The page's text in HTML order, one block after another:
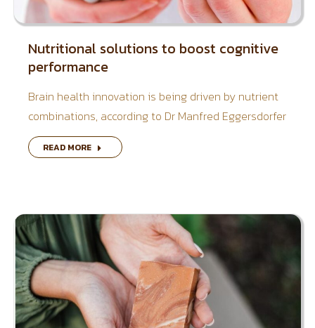
Nutritional solutions to boost cognitive
performance
Brain health innovation is being driven by nutrient
combinations, according to Dr Manfred Eggersdorfer
READ MORE